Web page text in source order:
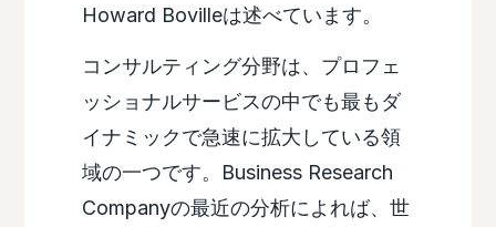
Howard Bovilleは述べています。
コンサルティング分野は、プロフェ
ッショナルサービスの中でも最もダ
イナミックで急速に拡大している領
域の一つです。Business Research
Companyの最近の分析によれば、世